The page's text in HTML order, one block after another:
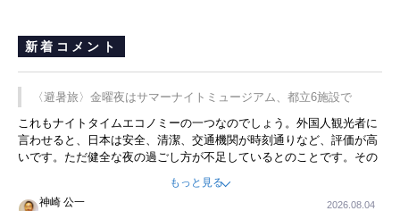
新着コメント
〈避暑旅〉金曜夜はサマーナイトミュージアム、都立6施設で
これもナイトタイムエコノミーの一つなのでしょう。外国人観光者に
言わせると、日本は安全、清潔、交通機関が時刻通りなど、評価が高
いです。ただ健全な夜の過ごし方が不足しているとのことです。その
ような意味で、金曜夜にこのようなイベントが行われれば、日本人に
限らず外国人にとっても楽しみが増えるでしょうね。
もっと見る
神崎 公一
2026.08.04